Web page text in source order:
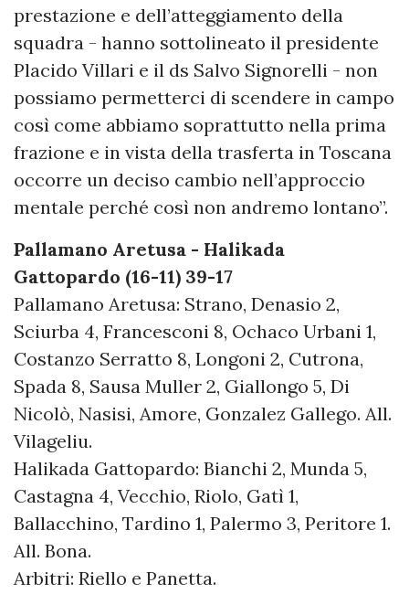
prestazione e dell’atteggiamento della
squadra - hanno sottolineato il presidente
Placido Villari e il ds Salvo Signorelli - non
possiamo permetterci di scendere in campo
così come abbiamo soprattutto nella prima
frazione e in vista della trasferta in Toscana
occorre un deciso cambio nell’approccio
mentale perché così non andremo lontano”.
Pallamano Aretusa - Halikada
Gattopardo (16-11) 39-17
Pallamano Aretusa: Strano, Denasio 2,
Sciurba 4, Francesconi 8, Ochaco Urbani 1,
Costanzo Serratto 8, Longoni 2, Cutrona,
Spada 8, Sausa Muller 2, Giallongo 5, Di
Nicolò, Nasisi, Amore, Gonzalez Gallego. All.
Vilageliu.
Halikada Gattopardo: Bianchi 2, Munda 5,
Castagna 4, Vecchio, Riolo, Gatì 1,
Ballacchino, Tardino 1, Palermo 3, Peritore 1.
All. Bona.
Arbitri: Riello e Panetta.